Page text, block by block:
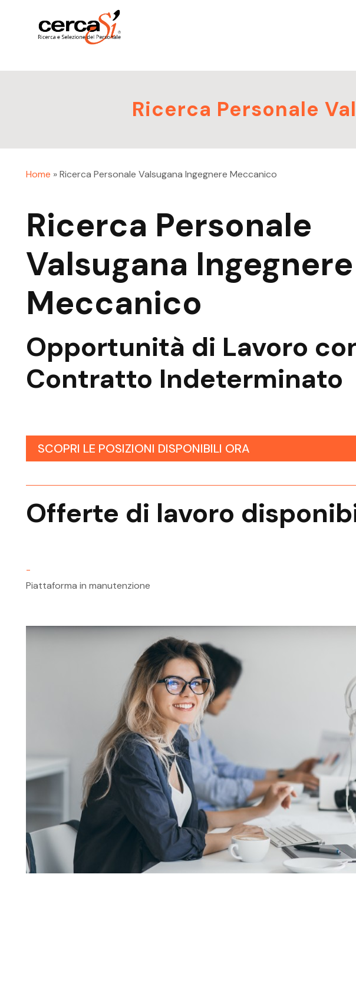
Ricerca Personale
Home »Ricerca Personale Valsugana Ingegnere Meccanico
Ricerca Personale
Valsugana Ingegnere
Meccanico
Opportunità di Lavoro
Contratto Indeterminato
SCOPRI LE POSIZIONI DISPONIBILI ORA
Offerte di lavoro
-
Piattaforma in manutenzione